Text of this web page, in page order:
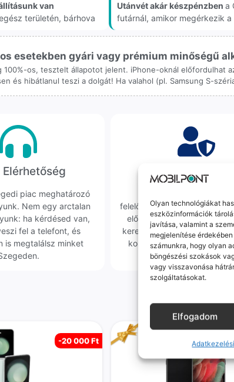
Olyan technológiákat
eszközinformációk
javítása, valamint a
megjelenítése
számunkra, hogy olyan
böngészési szokások
vagy visszavonása
szolgáltatásokat.
Elfogadom
van
területén, bárhova
Utánvét akár készpénzben a
futárnál, amikor megérkezik a
esetekben gyári vagy prémium minőségű
100%-os, tesztelt állapotot jelent. iPhone-oknál előfordulhat
és hibátlanul teszi a dolgát! Ha valahol (pl. Samsung S-
Elérhetőség
piac meghatározó
Nem egy arctalan
ha kérdésed van,
fel a telefont, és
is megtalálsz minket
Korrekt
felelősségvállalás nálunk
előfordul egy hiba, nem
keresünk, hanem
kollégáink azonnal kézbe
ügyedet.
-20 000 Ft